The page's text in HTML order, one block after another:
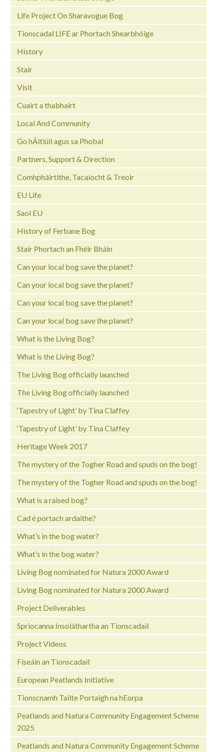
Life Project On Sharavogue Bog
Tionscadal LIFE ar Phortach Shearbhóige
History
Stair
Visit
Cuairt a thabhairt
Local And Community
Go hÁitiúil agus sa Phobal
Partners, Support & Direction
Comhpháirtithe, Tacaíocht & Treoir
EU Life
Saol EU
History of Ferbane Bog
Stair Phortach an Fhéir Bháin
Can your local bog save the planet?
Can your local bog save the planet?
Can your local bog save the planet?
Can your local bog save the planet?
What is the Living Bog?
What is the Living Bog?
The Living Bog officially launched
The Living Bog officially launched
‘Tapestry of Light’ by Tina Claffey
‘Tapestry of Light’ by Tina Claffey
Heritage Week 2017
The mystery of the Togher Road and spuds on the bog!
The mystery of the Togher Road and spuds on the bog!
What is a raised bog?
Cad é portach ardaithe?
What’s in the bog water?
What’s in the bog water?
Living Bog nominated for Natura 2000 Award
Living Bog nominated for Natura 2000 Award
Project Deliverables
Spriocanna Insoláthartha an Tionscadail
Project Videos
Físeáin an Tionscadail
European Peatlands Initiative
Tionscnamh Tailte Portaigh na hEorpa
Peatlands and Natura Community Engagement Scheme
2025
Peatlands and Natura Community Engagement Scheme